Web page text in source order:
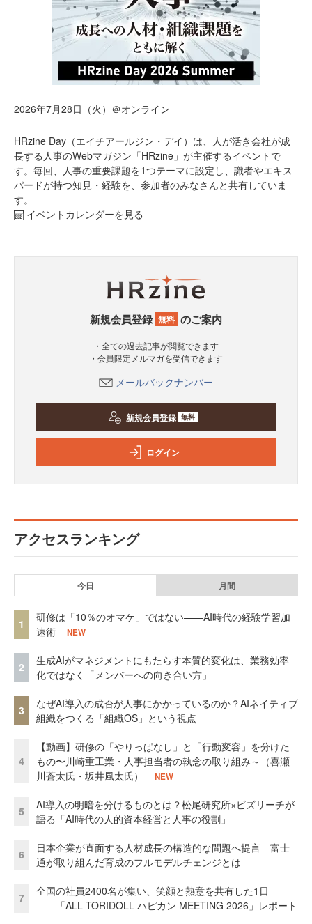
2026年7月28日（火）＠オンライン
HRzine Day（エイチアールジン・デイ）は、人が活き会社が成
長する人事のWebマガジン「HRzine」が主催するイベントで
す。毎回、人事の重要課題を1つテーマに設定し、識者やエキス
パードが持つ知見・経験を、参加者のみなさんと共有していま
す。
イベントカレンダーを見る
新規会員登録 無料 のご案内
・全ての過去記事が閲覧できます
・会員限定メルマガを受信できます
メールバックナンバー
新規会員登録 無料
ログイン
アクセスランキング
今日 月間
1
研修は「10％のオマケ」ではない——AI時代の経験学習加
速術
NEW
2
生成AIがマネジメントにもたらす本質的変化は、業務効率
化ではなく「メンバーへの向き合い方」
3
なぜAI導入の成否が人事にかかっているのか？AIネイティブ
組織をつくる「組織OS」という視点
4
【動画】研修の「やりっぱなし」と「行動変容」を分けた
もの〜川崎重工業・人事担当者の執念の取り組み～（喜瀬
川蒼太氏・坂井風太氏）
NEW
5
AI導入の明暗を分けるものとは？松尾研究所×ビズリーチが
語る「AI時代の人的資本経営と人事の役割」
6
日本企業が直面する人材成長の構造的な問題へ提言 富士
通が取り組んだ育成のフルモデルチェンジとは
7
全国の社員2400名が集い、笑顔と熱意を共有した1日
――「ALL TORIDOLL ハピカン MEETING 2026」レポート